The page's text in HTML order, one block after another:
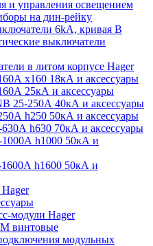
и управления освещением
на дин-рейку
6kA, кривая В
выключатели
в литом корпусе Hager
x160 18кА и аксессуары
25кА и аксессуары
25-250А 40кА и аксессуары
h250 50кА и аксессуары
h630 70кА и аксессуары
h1000 50кА и
h1600 50кА и
модули Hager
винтовые
модульных